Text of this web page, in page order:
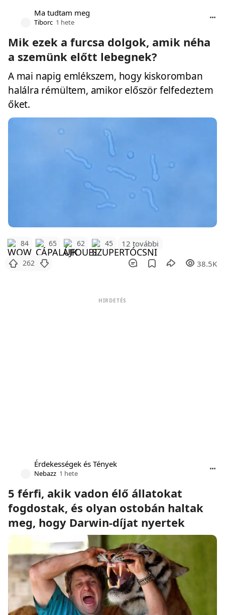
Ma tudtam meg
Tiborc 1 hete
Mik ezek a furcsa dolgok, amik néha
a szemünk előtt lebegnek?
A mai napig emlékszem, hogy kiskoromban
halálra rémültem, amikor először felfedeztem
őket.
84 65 62 45 12 további
262 38.5K
HIRDETÉS
Érdekességek és Tények
Nebazz 1 hete
5 férfi, akik vadon élő állatokat
fogdostak, és olyan ostobán haltak
meg, hogy Darwin-díjat nyertek